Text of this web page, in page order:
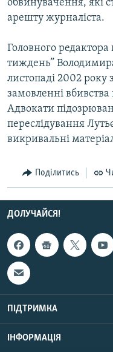
ДОЛУЧАЙСЯ!
Усі сайти RFE/RL
обвинувачення, якi
арешту журналiста.
Головного редактора
тиждень”
листопаді 2002
замовленнi вбивства
Адвокати
переслідування
викривальні
Поділитись
ДОЛУЧАЙСЯ!
ПІДТРИМКА
ІНФОРМАЦІЯ